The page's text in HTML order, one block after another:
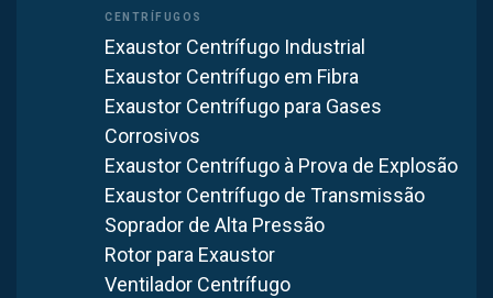
Exaustor Centrífugo Industrial
Exaustor Centrífugo em Fibra
Exaustor Centrífugo para Gases
Corrosivos
Exaustor Centrífugo à Prova de Explosão
Exaustor Centrífugo de Transmissão
Soprador de Alta Pressão
Rotor para Exaustor
Ventilador Centrífugo